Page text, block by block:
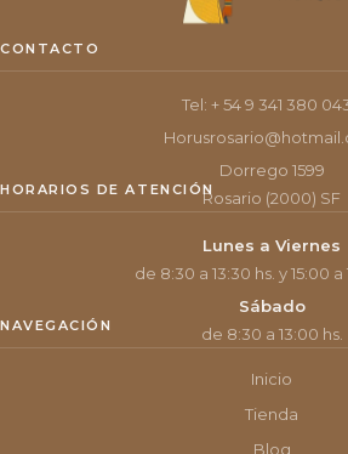
CONTACTO
Tel: + 54 9 341 380
Dorrego 1599
Rosario (2000) SF
HORARIOS DE ATENCIÓN
Lunes a Viernes
de 8:30 a 13:30 hs. y 15:00 a
Sábado
de 8:30 a 13:00 hs.
NAVEGACIÓN
Inicio
Tienda
Blog